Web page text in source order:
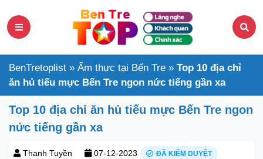
BenTretoplist » Ẩm thực tại Bến Tre » Top 10 địa chỉ
ăn hủ tiếu mực Bến Tre ngon nức tiếng gần xa
Top 10 địa chỉ ăn hủ tiếu mực Bến Tre ngon
nức tiếng gần xa
Thanh Tuyền 07-12-2023 ĐÃ KIỂM DUYỆT